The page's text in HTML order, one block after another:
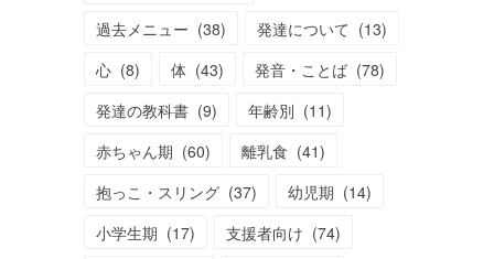
過去メニュー (38) 発達について (13)
心 (8) 体 (43) 発音・ことば (78)
発達の教科書 (9) 年齢別 (11)
赤ちゃん期 (60) 離乳食 (41)
抱っこ・スリング (37) 幼児期 (14)
小学生期 (17) 支援者向け (74)